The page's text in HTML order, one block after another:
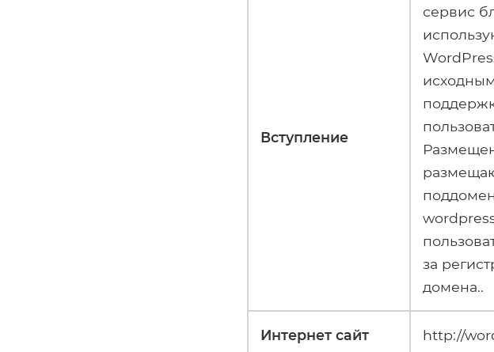
Вступление
сервис
за
домена..
Интернет сайт http://